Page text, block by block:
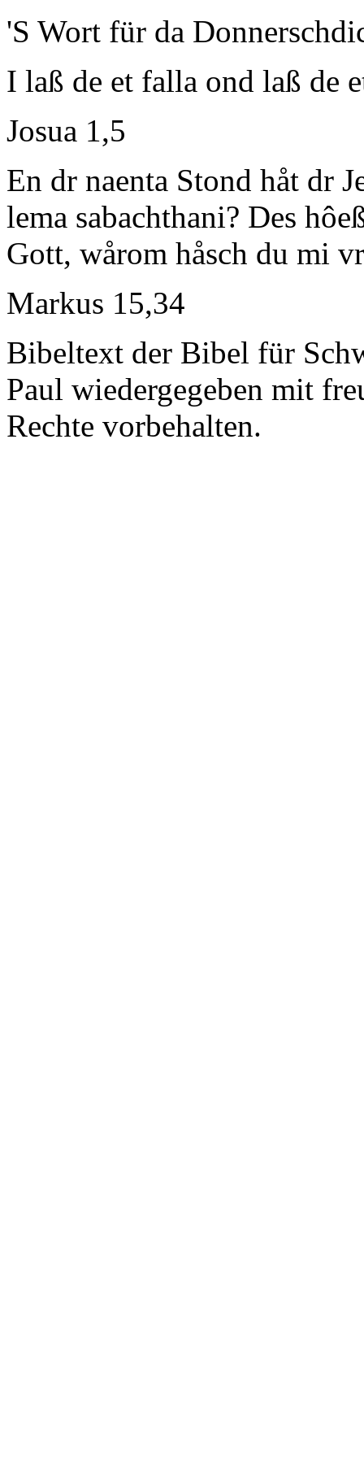
'S Wort für da
I laß de et falla ond laß de
Josua 1,5
En dr naenta Stond håt dr
lema sabachthani? Des
Gott, wårom håsch du mi
Markus 15,34
Bibeltext der Bibel für
Paul wiedergegeben mit
Rechte vorbehalten.